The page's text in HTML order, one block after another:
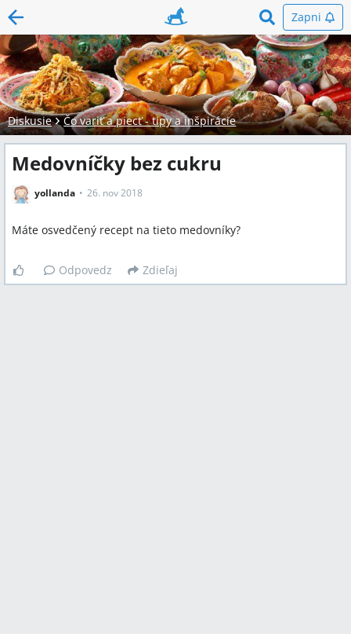
Zapni
Diskusie Čo variť a piecť - tipy a inšpirácie
Medovníčky bez cukru
yollanda 26. nov 2018
Máte osvedčený recept na tieto medovníky?
Odpovedz Zdieľaj